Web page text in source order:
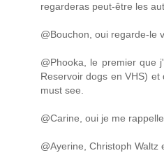
regarderas peut-être les
@Bouchon, oui regarde-le
@Phooka, le premier que
Reservoir dogs en VHS)
must see.
@Carine, oui je me
@Ayerine, Christoph Waltz